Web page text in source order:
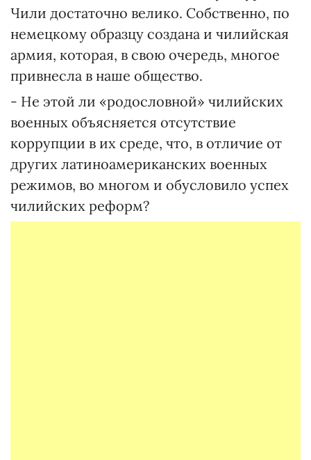
Чили достаточно велико. Собственно, по
немецкому образцу создана и чилийская
армия, которая, в свою очередь, многое
привнесла в наше общество.
- Не этой ли «родословной» чилийских
военных объясняется отсутствие
коррупции в их среде, что, в отличие от
других латиноамериканских военных
режимов, во многом и обусловило успех
чилийских реформ?